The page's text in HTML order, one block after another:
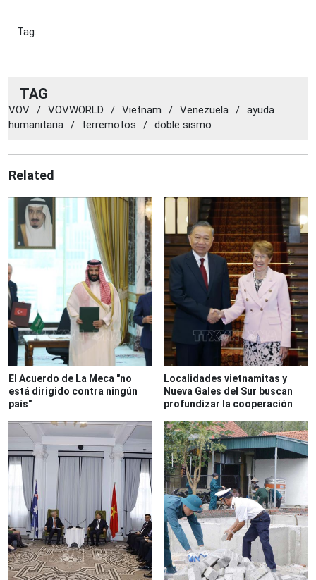
Tag:
TAG
VOV / VOVWORLD / Vietnam / Venezuela / ayuda
humanitaria / terremotos / doble sismo
Related
El Acuerdo de La Meca "no
está dirigido contra ningún
país"
Localidades vietnamitas y
Nueva Gales del Sur buscan
profundizar la cooperación